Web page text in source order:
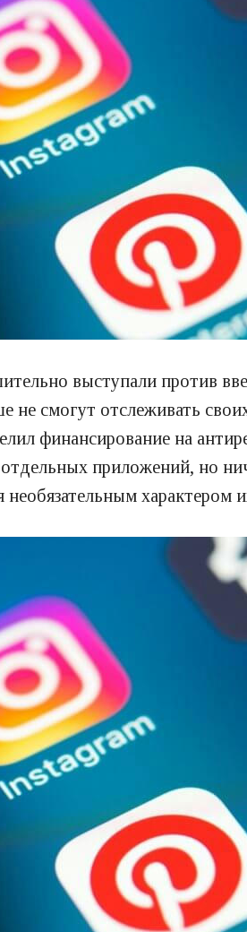
выступали против
не смогут отслеживать
финансирование на
приложений, но
характером